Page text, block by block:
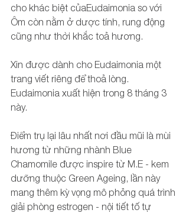
cho khác biệt củaEudaimonia so với
Ôm còn nằm ở dược tính, rung động
cũng như thời khắc toả hương.
Xin được dành cho Eudaimonia một
trang viết riêng để thoả lòng.
Eudaimonia xuất hiện trong 8 tháng 3
này.
Điểm trụ lại lâu nhất nơi đầu mũi là mùi
hương từ những nhành Blue
Chamomile được inspire từ M.E - kem
dưỡng thuộc Green Ageing, lần này
mang thêm kỳ vọng mô phỏng quá trình
giải phòng estrogen - nội tiết tố tự